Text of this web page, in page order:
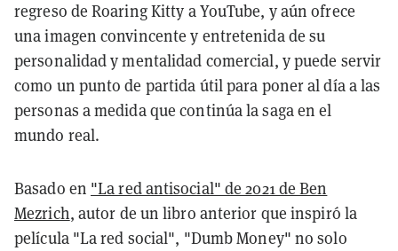
regreso de Roaring Kitty a YouTube, y aún ofrece
una imagen convincente y entretenida de su
personalidad y mentalidad comercial, y puede servir
como un punto de partida útil para poner al día a las
personas a medida que continúa la saga en el
mundo real.
Basado en "La red antisocial" de 2021 de Ben
Mezrich, autor de un libro anterior que inspiró la
película "La red social", "Dumb Money" no solo